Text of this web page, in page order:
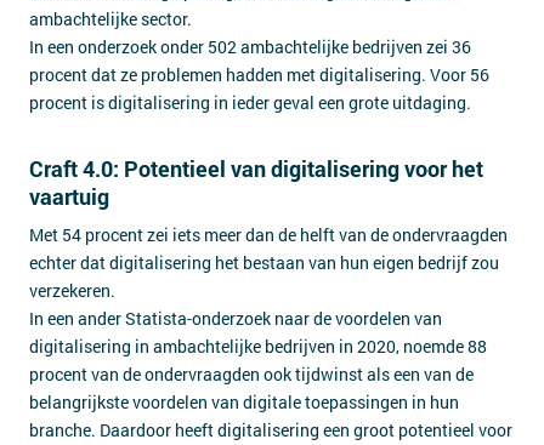
ambachtelijke sector.
In een onderzoek onder 502 ambachtelijke bedrijven zei 36
procent dat ze problemen hadden met digitalisering. Voor 56
procent is digitalisering in ieder geval een grote uitdaging.
Craft 4.0: Potentieel van digitalisering voor het
vaartuig
Met 54 procent zei iets meer dan de helft van de ondervraagden
echter dat digitalisering het bestaan van hun eigen bedrijf zou
verzekeren.
In een ander Statista-onderzoek naar de voordelen van
digitalisering in ambachtelijke bedrijven in 2020, noemde 88
procent van de ondervraagden ook tijdwinst als een van de
belangrijkste voordelen van digitale toepassingen in hun
branche. Daardoor heeft digitalisering een groot potentieel voor